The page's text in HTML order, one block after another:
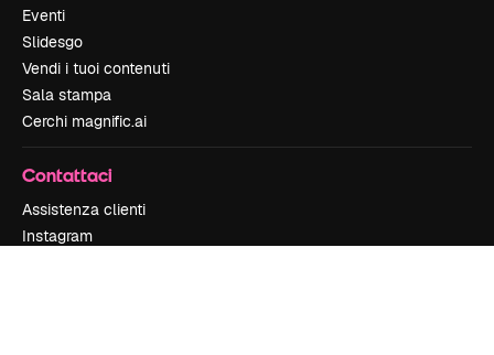
Eventi
Slidesgo
Vendi i tuoi contenuti
Sala stampa
Cerchi magnific.ai
Contattaci
Assistenza clienti
Instagram